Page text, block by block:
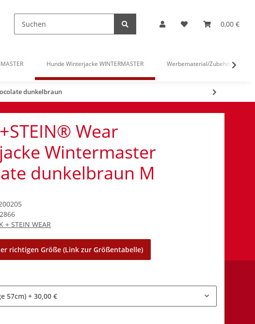
0,00 €
Hunde Winterjacke WINTERMASTER Werbematerial/Zubehör
dunkelbraun
Wear
Wintermaster
dunkelbraun M
+ STEIN WEAR
richtigen Größe (Link zur Größentabelle)
57cm) + 30,00 €